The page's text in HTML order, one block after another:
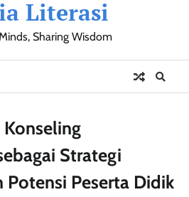
Literasi
Sharing Wisdom
SosialOlahraga
Resensi
Ulasan
Opini
Strategi
Potensi Peserta Didik